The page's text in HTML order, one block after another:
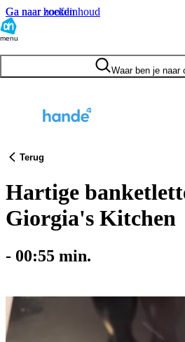
Ga naar hoofdinhoud
Ga naar zoeken
menu
Waar ben je naar
Terug
Hartige
Giorgia's Kitchen
- 00:55 min.